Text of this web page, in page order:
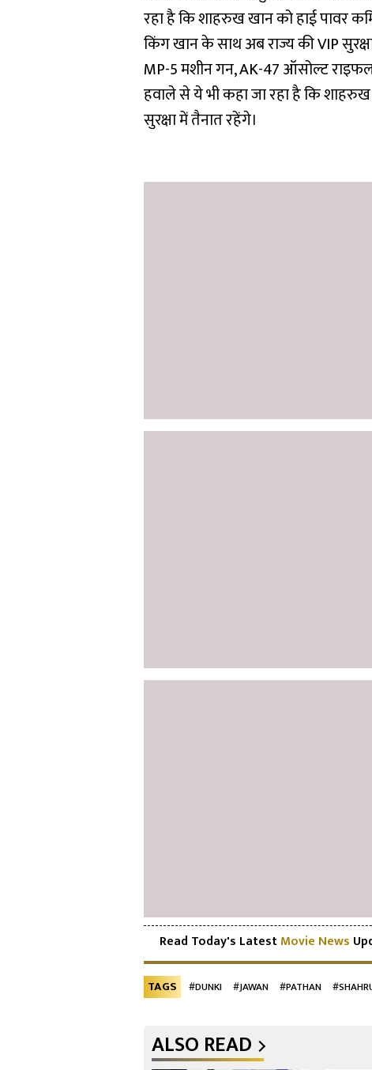
रहा है कि शाहरुख खान को हाई पावर
किंग खान के साथ अब राज्य की VIP
MP-5 मशीन गन, AK-47 ऑसोल्ट
हवाले से ये भी कहा जा रहा है कि
सुरक्षा में तैनात रहेंगे।
Read Today's LatestMovie News
TAGS #DUNKI #JAWAN #PATHAN
ALSO READ